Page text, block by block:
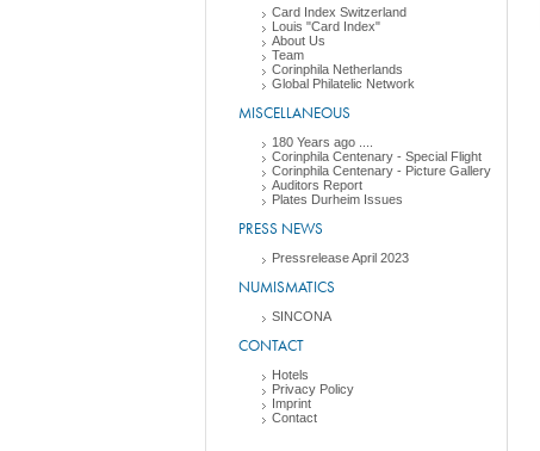
Card Index Switzerland
Louis "Card Index"
About Us
Team
Corinphila Netherlands
Global Philatelic Network
MISCELLANEOUS
180 Years ago ....
Corinphila Centenary - Special Flight
Corinphila Centenary - Picture Gallery
Auditors Report
Plates Durheim Issues
PRESS NEWS
Pressrelease April 2023
NUMISMATICS
SINCONA
CONTACT
Hotels
Privacy Policy
Imprint
Contact